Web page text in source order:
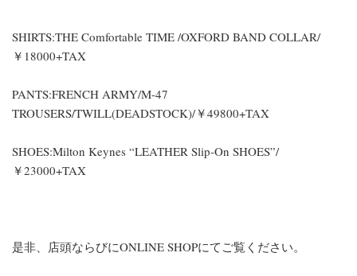
SHIRTS:THE Comfortable TIME /OXFORD BAND COLLAR/
￥18000+TAX
PANTS:FRENCH ARMY/M-47
TROUSERS/TWILL(DEADSTOCK)/￥49800+TAX
SHOES:Milton Keynes “LEATHER Slip-On SHOES”/
￥23000+TAX
是非、店頭ならびにONLINE SHOPにてご覧ください。